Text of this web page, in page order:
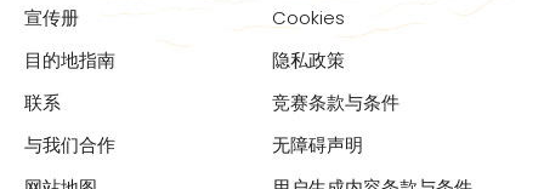
宣传册
目的地指南
联系
与我们合作
Cookies
隐私政策
竞赛条款与条件
无障碍声明